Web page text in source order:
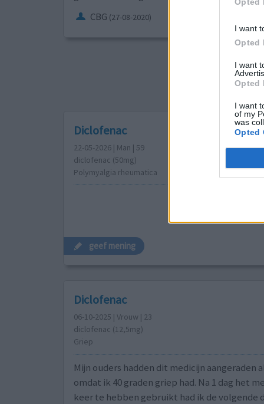
I want
Opted
I want
Opted
I want
of my
was
Opted
CBG (27-08-2020)
Sorteer op
3
Diclofenac
22-05-2026 | Man | 59
diclofenac (50mg)
Polymyalgia rheumatica
geef mening
Diclofenac
06-10-2025 | Vrouw | 23
diclofenac (12,5mg)
Griep
Mijn ouders hadden dit medicijn aangeraden
omdat ik 40 graden griep had. Na 1 dag het
keer te hebben gebruikt had ik de volgende